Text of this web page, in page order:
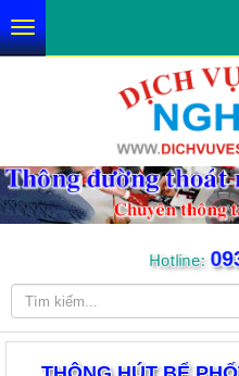
Hotline: